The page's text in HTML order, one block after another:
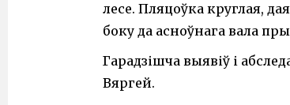
лесе. Пляцоўка круглая,
боку да асноўнага вала
Гарадзішча выявіў і
Вяргей.